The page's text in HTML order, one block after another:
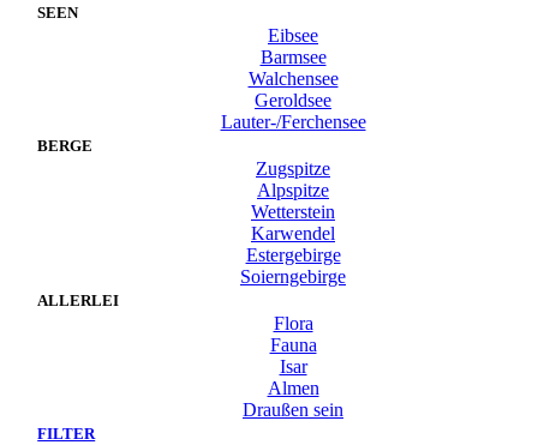
SEEN
Eibsee
Barmsee
Walchensee
Geroldsee
Lauter-/Ferchensee
BERGE
Zugspitze
Alpspitze
Wetterstein
Karwendel
Estergebirge
Soierngebirge
ALLERLEI
Flora
Fauna
Isar
Almen
Draußen sein
FILTER